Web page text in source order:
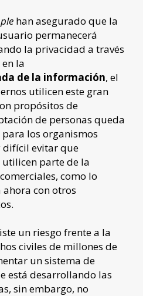
han asegurado que la
permanecerá
la privacidad a través
la
de la información, el
utilicen este gran
propósitos de
de personas queda
los organismos
difícil evitar que
utilicen parte de la
como lo
ahora con otros
un riesgo frente a la
civiles de millones de
un sistema de
está desarrollando las
sin embargo, no